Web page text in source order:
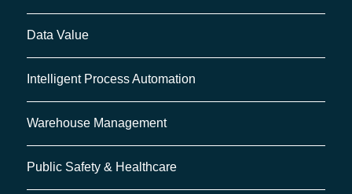
Data Value
Intelligent Process Automation
Warehouse Management
Public Safety & Healthcare